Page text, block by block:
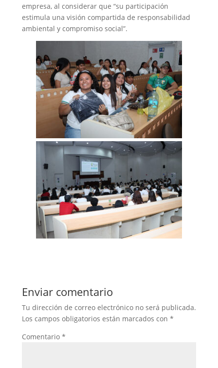
empresa, al considerar que “su participación
estimula una visión compartida de responsabilidad
ambiental y compromiso social”.
Enviar comentario
Tu dirección de correo electrónico no será publicada.
Los campos obligatorios están marcados con *
Comentario *